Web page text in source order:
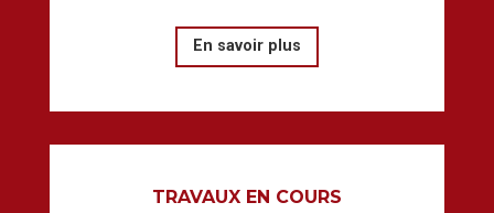
En savoir plus
TRAVAUX EN COURS